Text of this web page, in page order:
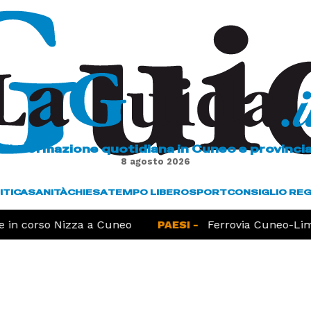
L'informazione quotidiana in Cuneo e
8 agosto 2026
SANITÀCHIESATEMPO LIBEROSPORTCONSIGLIO
corso Nizza a Cuneo PAESI - Ferrovia Cuneo-